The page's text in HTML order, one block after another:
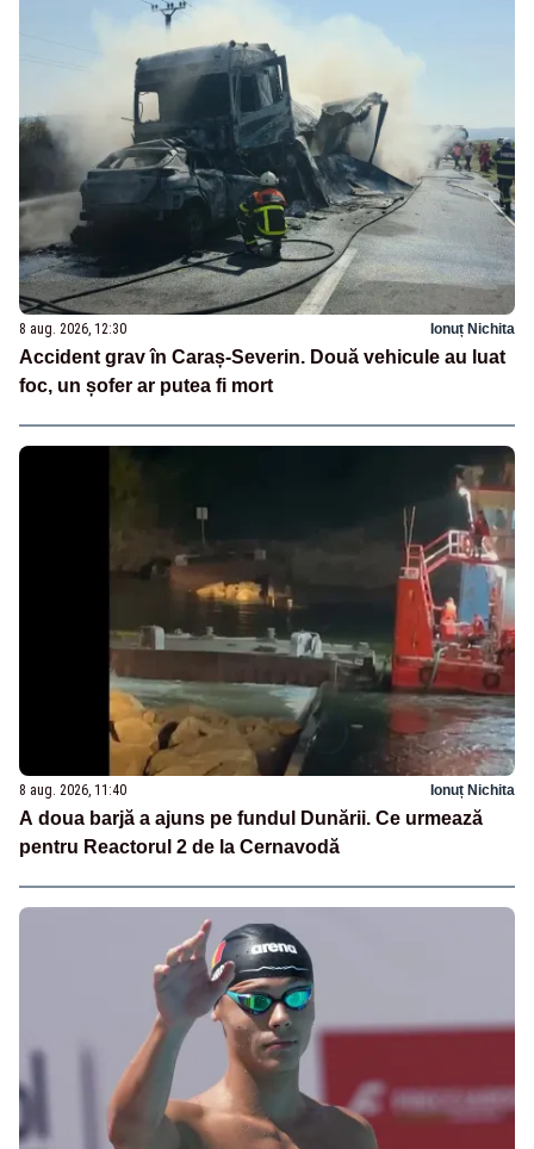
8 aug. 2026, 12:30 Ionuț Nichita
Accident grav în Caraș-Severin. Două vehicule au luat
foc, un șofer ar putea fi mort
8 aug. 2026, 11:40 Ionuț Nichita
A doua barjă a ajuns pe fundul Dunării. Ce urmează
pentru Reactorul 2 de la Cernavodă